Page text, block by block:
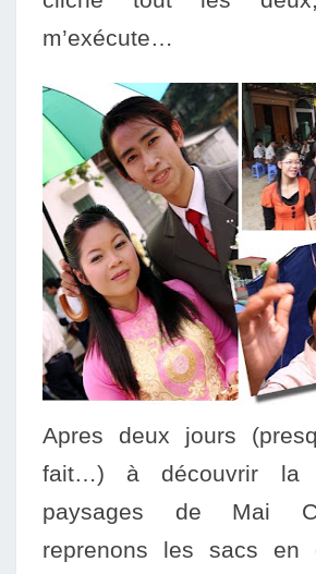
m’exécute…
Apres deux jours
fait…) à découvrir
paysages de Mai
reprenons les sacs en